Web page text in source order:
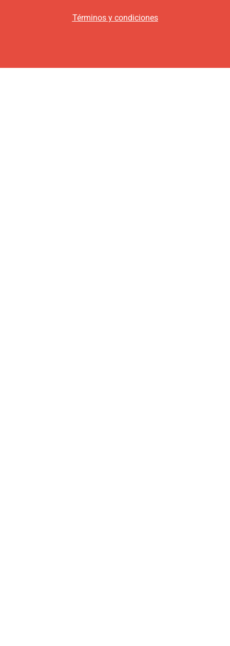
Términos y condiciones